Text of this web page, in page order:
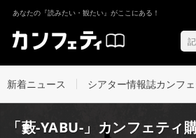
あなたの『読みたい・観たい』がここにある！
新着ニュース シアター情報誌カンフ
「藪-YABU-」カンフェティ